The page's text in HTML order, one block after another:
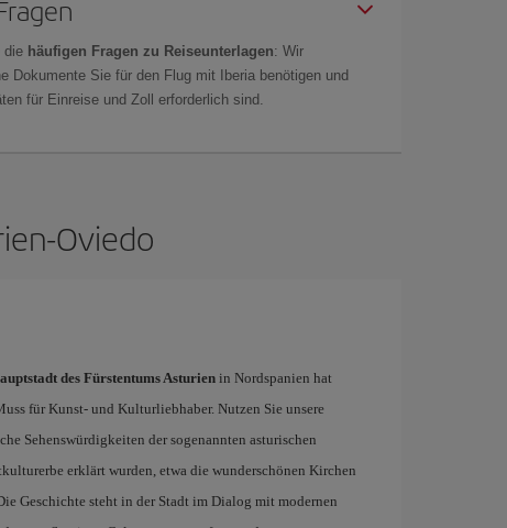
die häufigen Fragen zu Reiseunterlagen: Wir
Dokumente Sie für den Flug mit Iberia benötigen und
für Einreise und Zoll erforderlich sind.
Oviedo
des Fürstentums Asturienin Nordspanien hat
für Kunst- und Kulturliebhaber. Nutzen Sie unsere
Sehenswürdigkeiten der sogenannten asturischen
erklärt wurden, etwa die wunderschönen Kirchen
Die Geschichte steht in der Stadt im Dialog mit modernen